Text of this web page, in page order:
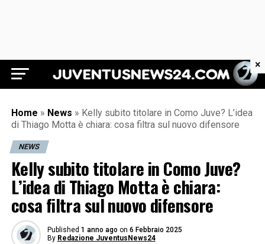
Juventus News 24
Home » News » Kelly subito titolare in Como Juve? L’idea
di Thiago Motta è chiara: cosa filtra sul nuovo difensore
NEWS
Kelly subito titolare in Como Juve?
L’idea di Thiago Motta è chiara:
cosa filtra sul nuovo difensore
Published 1 anno ago on 6 Febbraio 2025
By Redazione JuventusNews24
×